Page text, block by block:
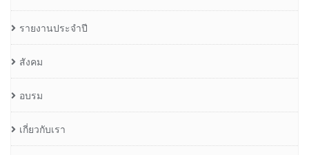
รายงานประจำปี
สังคม
อบรม
เกี่ยวกับเรา